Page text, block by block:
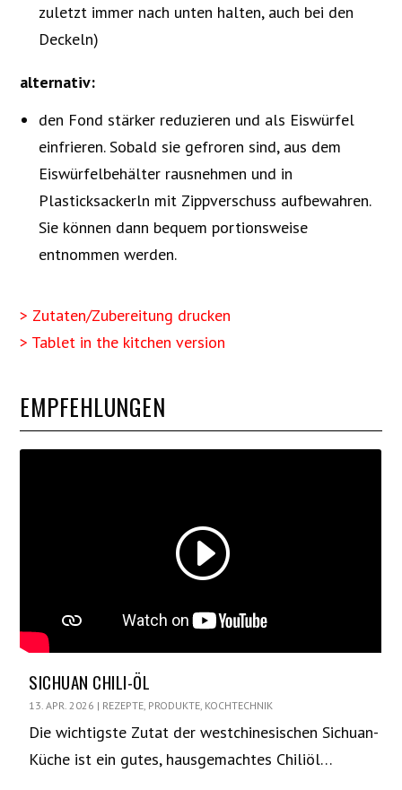
zuletzt immer nach unten halten, auch bei den
Deckeln)
alternativ:
den Fond stärker reduzieren und als Eiswürfel
einfrieren. Sobald sie gefroren sind, aus dem
Eiswürfelbehälter rausnehmen und in
Plasticksackerln mit Zippverschuss aufbewahren.
Sie können dann bequem portionsweise
entnommen werden.
> Zutaten/Zubereitung drucken
> Tablet in the kitchen version
EMPFEHLUNGEN
SICHUAN CHILI-ÖL
13. APR. 2026 | REZEPTE, PRODUKTE, KOCHTECHNIK
Die wichtigste Zutat der westchinesischen Sichuan-
Küche ist ein gutes, hausgemachtes Chiliöl…